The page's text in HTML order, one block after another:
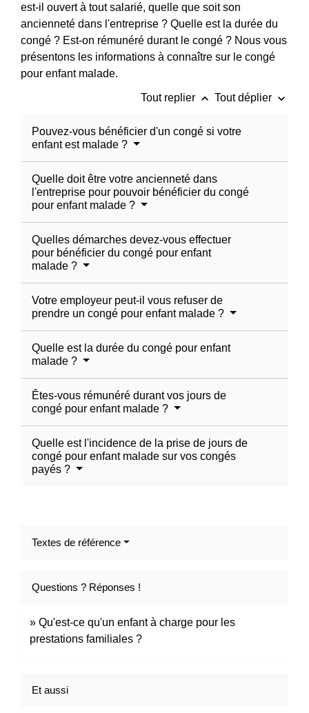
est-il ouvert à tout salarié, quelle que soit son
ancienneté dans l'entreprise ? Quelle est la durée du
congé ? Est-on rémunéré durant le congé ? Nous vous
présentons les informations à connaître sur le congé
pour enfant malade.
Tout replier keyboard_arrow_up Tout déplier keyboard_arrow_down
Pouvez-vous bénéficier d'un congé si votre
enfant est malade ?
Quelle doit être votre ancienneté dans
l'entreprise pour pouvoir bénéficier du congé
pour enfant malade ?
Quelles démarches devez-vous effectuer
pour bénéficier du congé pour enfant
malade ?
Votre employeur peut-il vous refuser de
prendre un congé pour enfant malade ?
Quelle est la durée du congé pour enfant
malade ?
Êtes-vous rémunéré durant vos jours de
congé pour enfant malade ?
Quelle est l'incidence de la prise de jours de
congé pour enfant malade sur vos congés
payés ?
Textes de référence
Questions ? Réponses !
Qu'est-ce qu'un enfant à charge pour les
prestations familiales ?
Et aussi